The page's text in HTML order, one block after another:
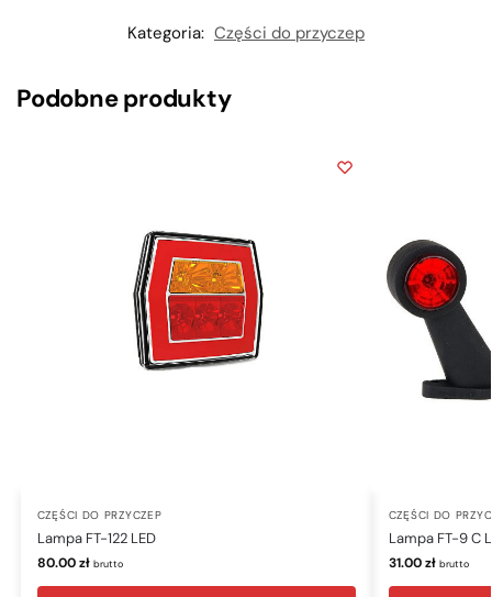
Kategoria: Części do przyczep
Podobne produkty
CZĘŚCI DO PRZYCZEP
Lampa FT-122 LED
80.00zł brutto
CZĘŚCI DO
Lampa FT-9 C
31.00zł brutto